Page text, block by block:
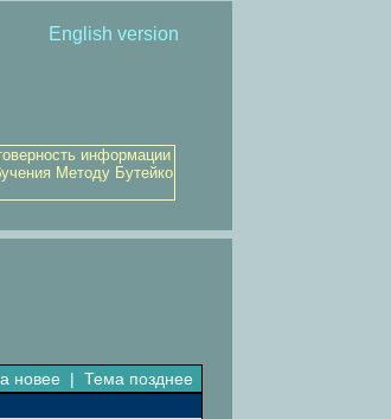
English version
информации
Методу Бутейко
новее | Тема позднее